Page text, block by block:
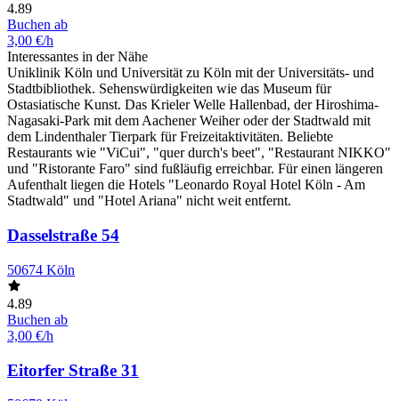
4.89
Buchen ab
3,00 €/h
Interessantes in der Nähe
Uniklinik Köln und Universität zu Köln mit der Universitäts- und
Stadtbibliothek. Sehenswürdigkeiten wie das Museum für
Ostasiatische Kunst. Das Krieler Welle Hallenbad, der Hiroshima-
Nagasaki-Park mit dem Aachener Weiher oder der Stadtwald mit
dem Lindenthaler Tierpark für Freizeitaktivitäten. Beliebte
Restaurants wie "ViCui", "quer durch's beet", "Restaurant NIKKO"
und "Ristorante Faro" sind fußläufig erreichbar. Für einen längeren
Aufenthalt liegen die Hotels "Leonardo Royal Hotel Köln - Am
Stadtwald" und "Hotel Ariana" nicht weit entfernt.
Dasselstraße 54
50674 Köln
4.89
Buchen ab
3,00 €/h
Eitorfer Straße 31